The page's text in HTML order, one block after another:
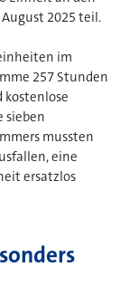
2025 teil.
im
257 Stunden
kostenlose
sieben
mussten
eine
ersatzlos